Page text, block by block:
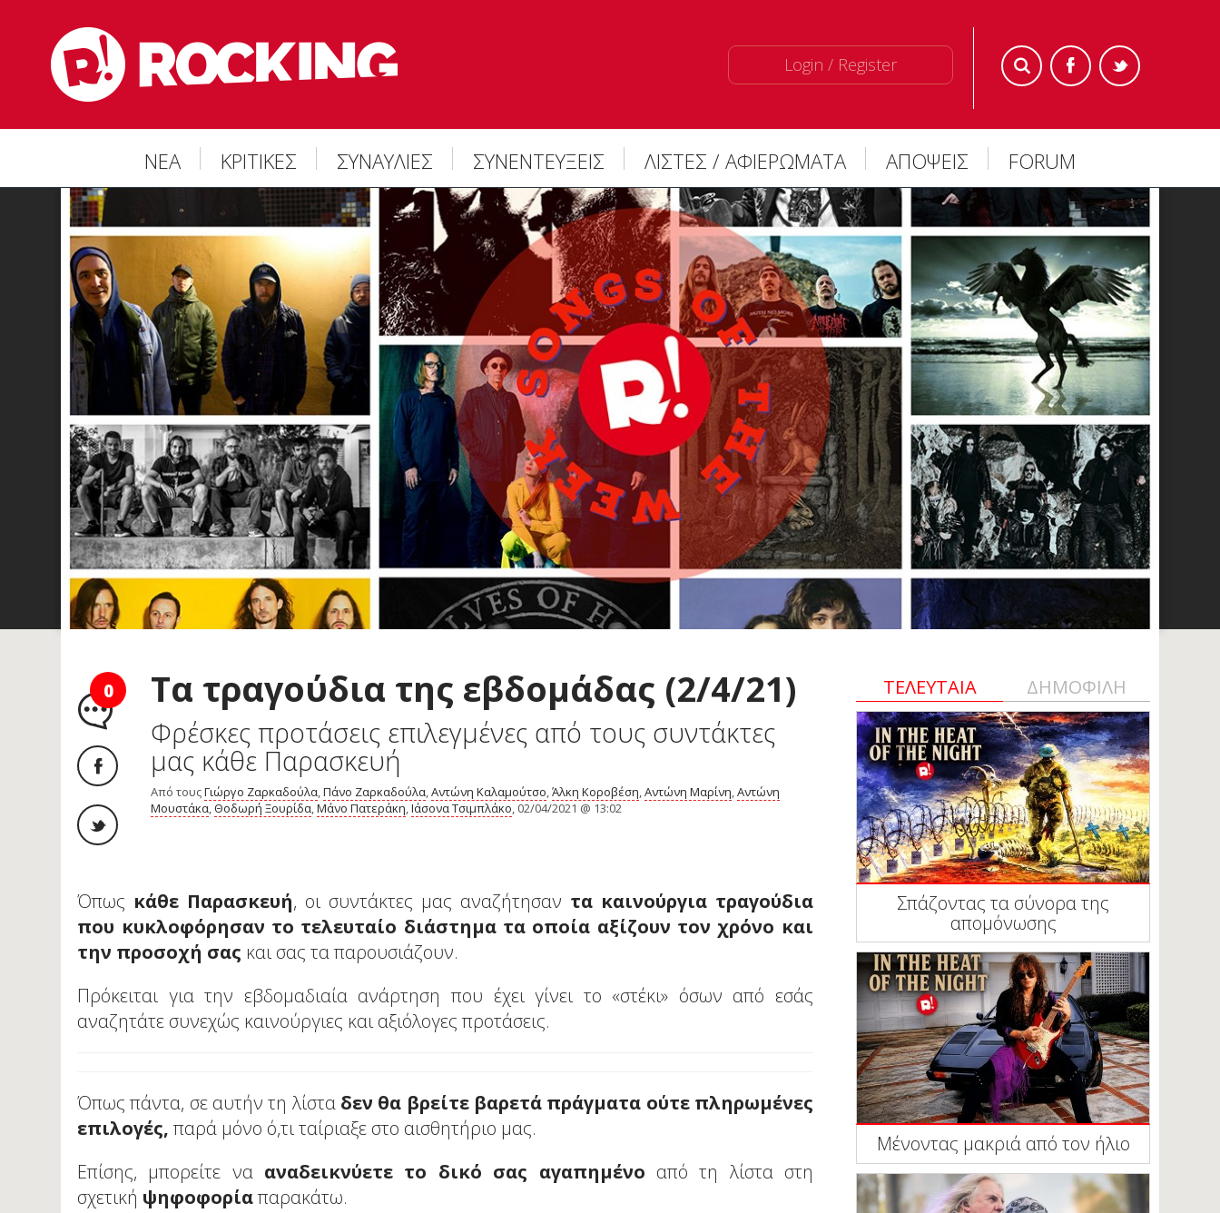
Login / Register
ΝΕΑ ΚΡΙΤΙΚΕΣ ΣΥΝΑΥΛΙΕΣ ΣΥΝΕΝΤΕΥΞΕΙΣ ΛΙΣΤΕΣ / ΑΦΙΕΡΩΜΑΤΑ ΑΠΟΨΕΙΣ FORUM
0 Τα τραγούδια της εβδομάδας (2/4/21)
Φρέσκες προτάσεις επιλεγμένες από τους συντάκτες
μας κάθε Παρασκευή
Από τουςΓιώργο Ζαρκαδούλα,Πάνο Ζαρκαδούλα,Αντώνη Καλαμούτσο,Άλκη Κοροβέση,Αντώνη Μαρίνη,Αντώνη
Μουστάκα,Θοδωρή Ξουρίδα,Μάνο Πατεράκη,Ιάσονα Τσιμπλάκο, 02/04/2021 @ 13:02
Όπως κάθε Παρασκευή, οι συντάκτες μας αναζήτησαν τα καινούργια τραγούδια
που κυκλοφόρησαν το τελευταίο διάστημα τα οποία αξίζουν τον χρόνο και
την προσοχή σας και σας τα παρουσιάζουν.
Πρόκειται για την εβδομαδιαία ανάρτηση που έχει γίνει το «στέκι» όσων από εσάς
αναζητάτε συνεχώς καινούργιες και αξιόλογες προτάσεις.
Όπως πάντα, σε αυτήν τη λίστα δεν θα βρείτε βαρετά πράγματα ούτε πληρωμένες
επιλογές,παρά μόνο ό,τι ταίριαξε στο αισθητήριο μας.
Επίσης, μπορείτε να αναδεικνύετε το δικό σας αγαπημένο από τη λίστα στη
σχετική ψηφοφορίαπαρακάτω.
ΤΕΛΕΥΤΑΙΑ ΔΗΜΟΦΙΛΗ
Σπάζοντας τα σύνορα της
απομόνωσης
Μένοντας μακριά από τον ήλιο